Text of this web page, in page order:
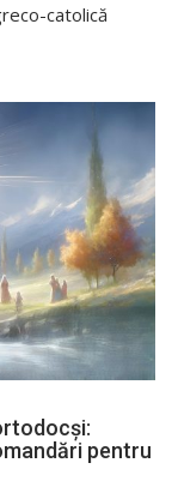
catolică
pentru